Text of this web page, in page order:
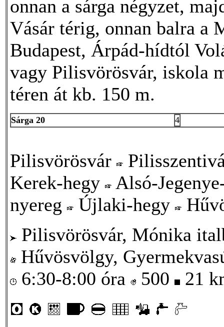
onnan a sárga négyzet,
Vásár térig, onnan balra a
Budapest, Árpád-hídtól
vagy Pilisvörösvár, iskola
téren át kb. 150 m.
Sárga 20 4
Pilisvörösvár
Kerek-hegy
Alsó-
nyereg
Újlaki-hegy
Pilisvörösvár, Mónika
Hűvösvölgy,
6:30-8:00 óra
500 21